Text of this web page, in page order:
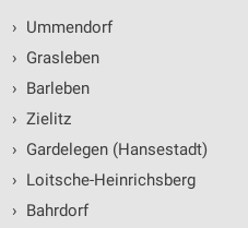
› Ummendorf
› Grasleben
› Barleben
› Zielitz
› Gardelegen (Hansestadt)
› Loitsche-Heinrichsberg
› Bahrdorf